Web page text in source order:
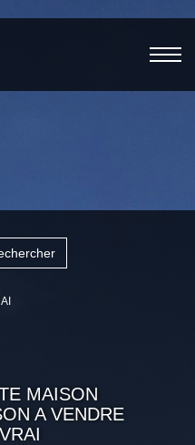
MAISON
A VENDRE